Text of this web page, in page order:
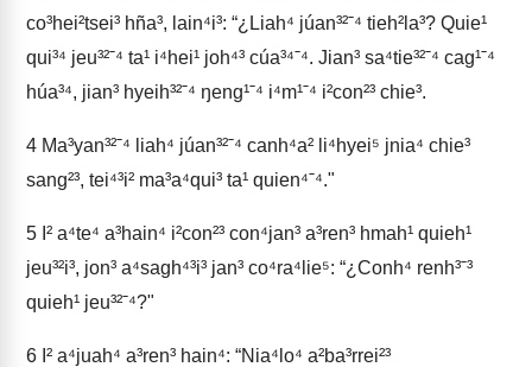
co³hei²tsei³ hña³, lain⁴i³: “¿Liah⁴ júan³²ˉ⁴ tieh²la³? Quie¹
qui³⁴ jeu³²ˉ⁴ ta¹ i⁴hei¹ joh⁴³ cúa³⁴ˉ⁴. Jian³ sa⁴tie³²ˉ⁴ cag¹ˉ⁴
húa³⁴, jian³ hyeih³²ˉ⁴ ŋeng¹ˉ⁴ i⁴m¹ˉ⁴ i²con²³ chie³.
4 Ma³yan³²ˉ⁴ liah⁴ júan³²ˉ⁴ canh⁴a² li⁴hyei⁵ jnia⁴ chie³
sang²³, tei⁴³i² ma³a⁴qui³ ta¹ quien⁴ˉ⁴."
5 I² a⁴te⁴ a³hain⁴ i²con²³ con⁴jan³ a³ren³ hmah¹ quieh¹
jeu³²i³, jon³ a⁴sagh⁴³i³ jan³ co⁴ra⁴lie⁵: “¿Conh⁴ renh³ˉ³
quieh¹ jeu³²ˉ⁴?"
6 I² a⁴juah⁴ a³ren³ hain⁴: “Nia⁴lo⁴ a²ba³rrei²³